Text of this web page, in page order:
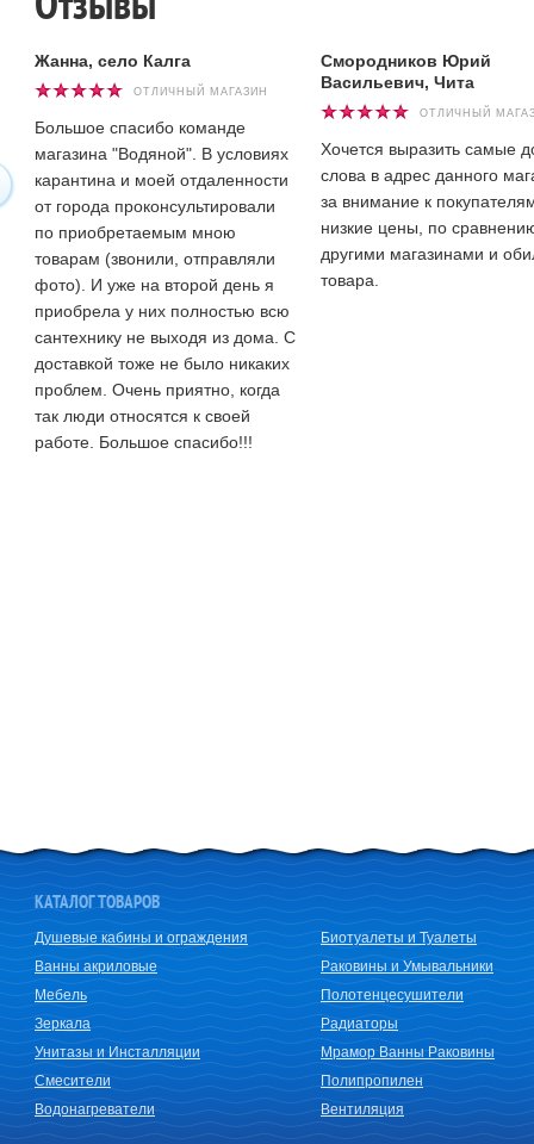
Жанна, село Калга
ОТЛИЧНЫЙ МАГАЗИН
Большое спасибо команде
магазина "Водяной". В условиях
карантина и моей отдаленности
от города проконсультировали
по приобретаемым мною
товарам (звонили, отправляли
фото). И уже на второй день я
приобрела у них полностью всю
сантехнику не выходя из дома. С
доставкой тоже не было никаких
проблем. Очень приятно, когда
так люди относятся к своей
работе. Большое спасибо!!!
Смородников Юрий
Васильевич, Чита
ОТЛИЧНЫЙ
Хочется выразить самые
слова в адрес данного
за внимание к
низкие цены, по
другими магазинами и
товара.
КАТАЛОГ ТОВАРОВ
Душевые кабины и ограждения
Ванны акриловые
Мебель
Зеркала
Унитазы и Инсталляции
Смесители
Водонагреватели
Биотуалеты и Туалеты
Раковины и Умывальники
Полотенцесушители
Радиаторы
Мрамор Ванны Раковины
Полипропилен
Вентиляция